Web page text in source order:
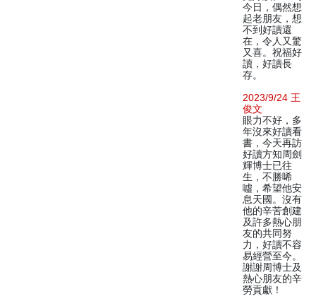
今日，偶然想
起老朋友，想
不到好讀還
在，令人又驚
又喜。祝福好
讀，好讀長
存。
2023/9/24 王
俊文
眼力不好，多
年沒來好讀看
書，今天再訪
好讀方知周劍
輝博士已往
生，不勝唏
噓，希望他安
息天國。沒有
他的辛苦創建
及許多熱心朋
友的共同努
力，好讀不容
易經營至今。
謝謝周博士及
熱心朋友的辛
勞貢獻！